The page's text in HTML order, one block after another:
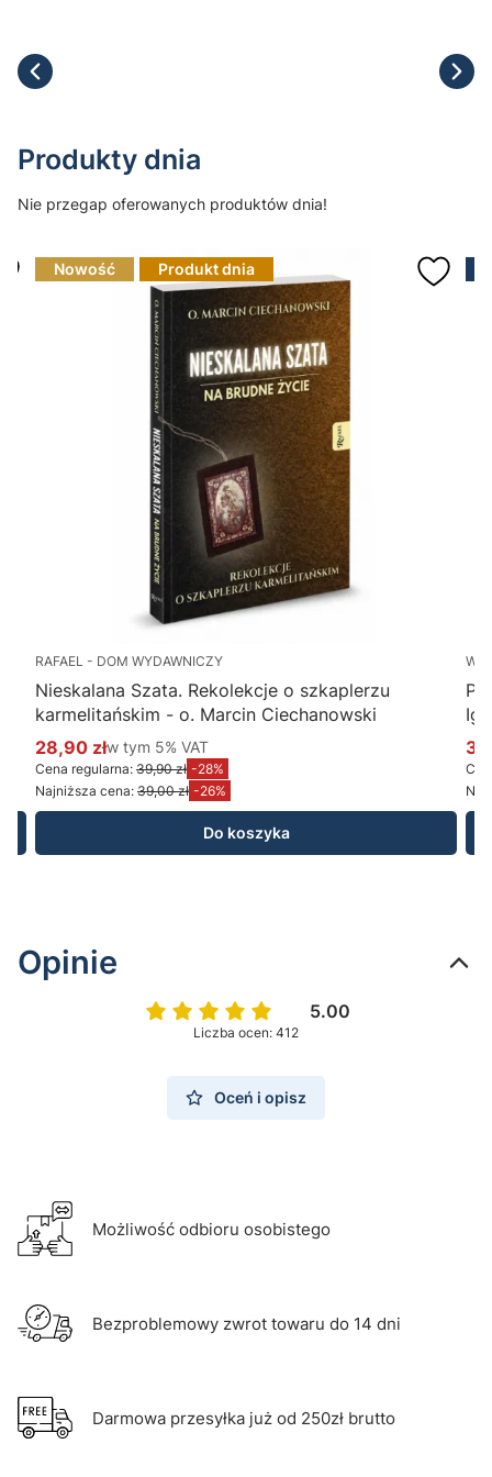
Produkty dnia
Nie przegap oferowanych produktów dnia!
Nowość Produkt dnia
RAFAEL - DOM WYDAWNICZY
Nieskalana Szata. Rekolekcje o szkaplerzu
karmelitańskim - o. Marcin Ciechanowski
Cena promocyjna brutto
28,90 złw tym %s VAT
w tym 5% VAT
Cena regularna: 39,90 zł -28%
Najniższa cena: 39,00 zł -26%
Do koszyka
Opinie
5.00
Liczba ocen: 412
Oceń i opisz
Możliwość odbioru osobistego
Bezproblemowy zwrot towaru do 14 dni
Darmowa przesyłka już od 250zł brutto